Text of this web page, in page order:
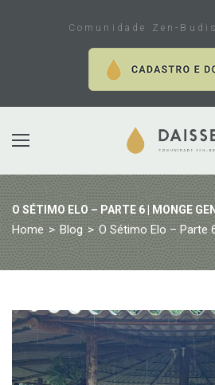
Comunidade Zen-
O SÉTIMO ELO – PARTE 6 | MONGE
Home > Blog > O Sétimo Elo – Parte